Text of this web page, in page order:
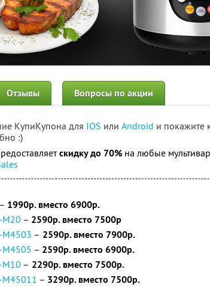
Отзывы Вопросы по акции
КупиКупона для IOS или Android и покажите
:)
скидку до 70% на любые
– 1990р. вместо 6900р.
M20 – 2590р. вместо 7500р
M4503 – 2590р. вместо 7900р.
M4505 – 2590р. вместо 6900р.
M10 – 2290р. вместо 7500р.
M45011 – 3290р. вместо 7500р.